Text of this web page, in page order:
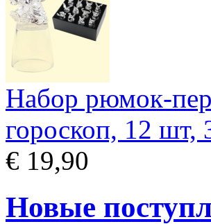
Набор рюмок-
гороскоп, 12 шт,
€ 19,90
Новые